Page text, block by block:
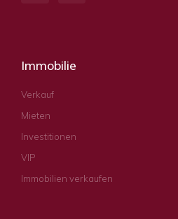
Immobilie
Verkauf
Mieten
Investitionen
VIP
Immobilien verkaufen